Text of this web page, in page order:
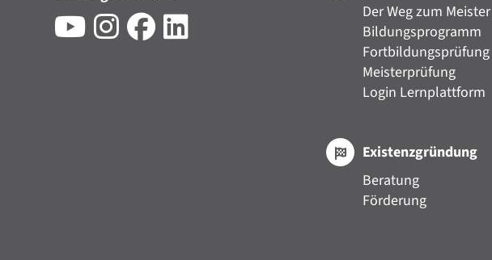
Der Weg zum Meister
Bildungsprogramm
Fortbildungsprüfung
Meisterprüfung
Login Lernplattform
Existenzgründung
Beratung
Förderung